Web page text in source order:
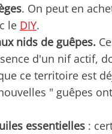
. On peut en
le DIY.
nids de guêpes.
d'un nif actif,
ce territoire est
" guêpes
essentielles :